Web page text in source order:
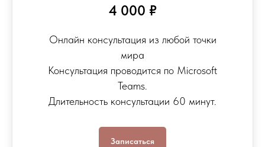
4 000 ₽
Онлайн консультация из любой точки
мира
Консультация проводится по Microsoft
Teams
Длительность консультации 60 минут.
Записаться